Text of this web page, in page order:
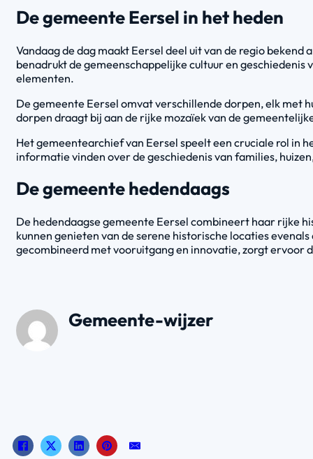
De gemeente Eersel in het heden
Vandaag de dag maakt Eersel deel uit van de regio
benadrukt de gemeenschappelijke cultuur en
elementen.
De gemeente Eersel omvat verschillende dorpen, elk met
dorpen draagt bij aan de rijke mozaïek van de
Het gemeentearchief van Eersel speelt een cruciale rol in
informatie vinden over de geschiedenis van families,
De gemeente hedendaags
De hedendaagse gemeente Eersel combineert haar rijke
kunnen genieten van de serene historische locaties
gecombineerd met vooruitgang en innovatie, zorgt ervoor
Gemeente-wijzer